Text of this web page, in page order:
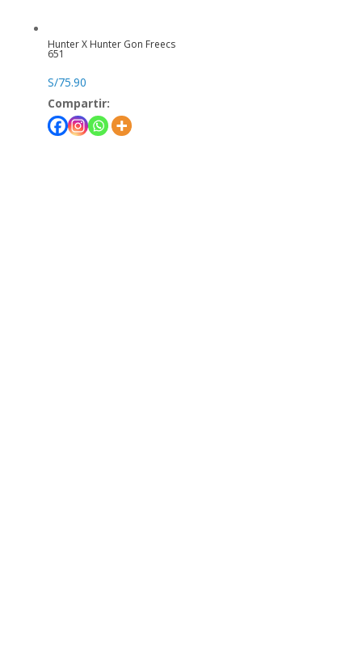
Hunter X Hunter Gon Freecs
651
S/75.90
Compartir: